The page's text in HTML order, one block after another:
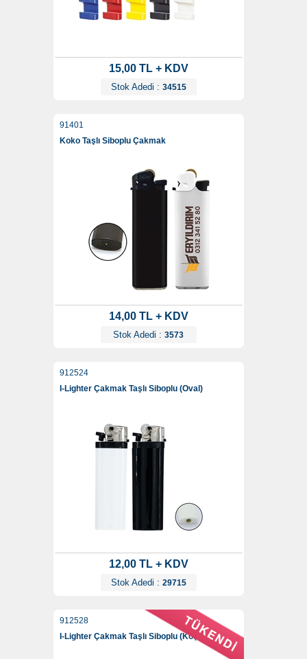
15,00 TL + KDV
Stok Adedi : 34515
91401
Koko Taşlı Siboplu Çakmak
14,00 TL + KDV
Stok Adedi : 3573
912524
I-Lighter Çakmak Taşlı Siboplu (Oval)
12,00 TL + KDV
Stok Adedi : 29715
912528
I-Lighter Çakmak Taşlı Siboplu (Köşeli)